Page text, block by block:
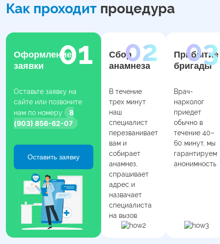
Как проходит процедура
Оформление
заявки
Оставьте заявку на
сайте или позвоните
нам по номеру
8
(903) 856-62-07
Оставить заявку
Сбор
анамнеза
В течение
трех минут
наш
специалист
перезванивает
вам и
собирает
анамнез,
спрашивает
адрес и
назвачает
специалиста
на вызов
Прибытие
бригады
Врач-
нарколог
приедет
обычно в
течение 40–
60 минут, мы
гарантируем
анонимность